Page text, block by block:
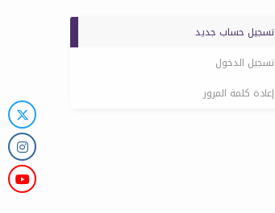
تسجيل حساب جديد
تسجيل الدخول
إعادة كلمة المرور